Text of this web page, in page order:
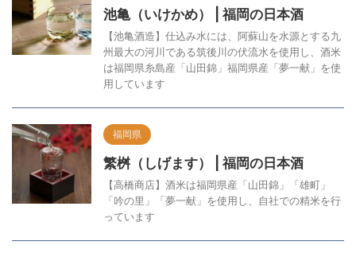
池亀（いけかめ） | 福岡の日本酒
【池亀酒造】仕込み水には、阿蘇山を水源とする九
州最大の河川である筑後川の伏流水を使用し、酒米
は福岡県糸島産「山田錦」福岡県産「夢一献」を使
用しています
福岡県
繁桝（しげます） | 福岡の日本酒
【高橋商店】酒米は福岡県産「山田錦」「雄町」
「吟の里」「夢一献」を使用し、自社での精米を行
っています